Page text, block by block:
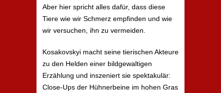
Aber hier spricht alles dafür, dass diese
Tiere wie wir Schmerz empfinden und wie
wir versuchen, ihn zu vermeiden.
Kosakovskyi macht seine tierischen Akteure
zu den Helden einer bildgewaltigen
Erzählung und inszeniert sie spektakulär:
Close-Ups der Hühnerbeine im hohen Gras